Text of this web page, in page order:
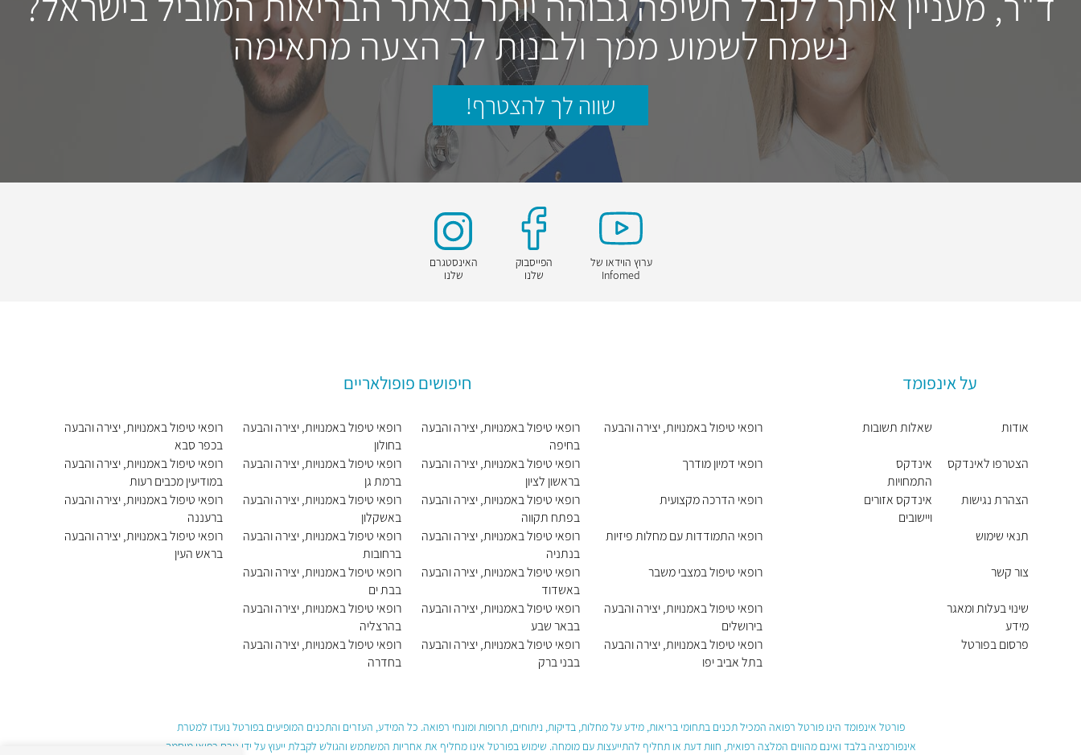
נשמח לשמוע ממך ולבנות לך הצעה מתאימה
שווה לך להצטרף!
ערוץ הוידאו של
Infomed
הפייסבוק
שלנו
האינסטגרם
שלנו
על אינפומד
אודות
הצטרפו לאינדקס
הצהרת נגישות
תנאי שימוש
צור קשר
שינוי בעלות ומאגר
מידע
פרסום בפורטל
שאלות תשובות
אינדקס
התמחויות
ראשיות
אינדקס אזורים
ויישובים
חיפושים פופולאריים
רופאי טיפול באמנויות, יצירה והבעה
רופאי דמיון מודרך
רופאי הדרכה מקצועית
רופאי התמודדות עם מחלות פיזיות
רופאי טיפול במצבי משבר
רופאי טיפול באמנויות, יצירה והבעה
בירושלים
רופאי טיפול באמנויות, יצירה והבעה
בתל אביב יפו
רופאי טיפול באמנויות, יצירה והבעה
בחיפה
רופאי טיפול באמנויות, יצירה והבעה
בראשון לציון
רופאי טיפול באמנויות, יצירה והבעה
בפתח תקווה
רופאי טיפול באמנויות, יצירה והבעה
בנתניה
רופאי טיפול באמנויות, יצירה והבעה
באשדוד
רופאי טיפול באמנויות, יצירה והבעה
בבאר שבע
רופאי טיפול באמנויות, יצירה והבעה
בבני ברק
רופאי טיפול באמנויות, יצירה והבעה
בחולון
רופאי טיפול באמנויות, יצירה והבעה
ברמת גן
רופאי טיפול באמנויות, יצירה והבעה
באשקלון
רופאי טיפול באמנויות, יצירה והבעה
ברחובות
רופאי טיפול באמנויות, יצירה והבעה
בבת ים
רופאי טיפול באמנויות, יצירה והבעה
בהרצליה
רופאי טיפול באמנויות, יצירה והבעה
בחדרה
רופאי טיפול באמנויות, יצירה והבעה
בכפר סבא
רופאי טיפול באמנויות, יצירה והבעה
במודיעין מכבים רעות
רופאי טיפול באמנויות, יצירה והבעה
ברעננה
רופאי טיפול באמנויות, יצירה והבעה
בראש העין
פורטל אינפומד הינו פורטל רפואה המכיל תכנים בתחומי בריאות, מידע על מחלות, בדיקות, ניתוחים, תרופות ומונחי רפואה. כל המידע, העזרים והתכנים המופיעים בפורטל נועדו למטרת
אינפורמציה בלבד ואינם מהווים המלצה רפואית, חוות דעת או תחליף להתייעצות עם מומחה. שימוש בפורטל אינו מחליף את אחריות המשתמש והגולש לקבלת ייעוץ על ידי גורם רפואי מוסמך